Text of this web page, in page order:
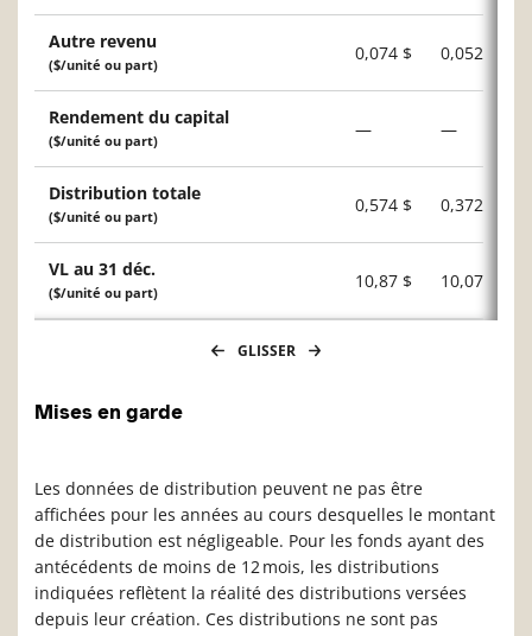
Autre revenu
($/unité ou part)
0,074 $ 0,052 $
Rendement du capital
($/unité ou part)
— —
Distribution totale
($/unité ou part)
0,574 $ 0,372 $
VL au 31 déc.
($/unité ou part)
10,87 $ 10,07 $
GLISSER
Mises en garde
Les données de distribution peuvent ne pas être
affichées pour les années au cours desquelles le montant
de distribution est négligeable. Pour les fonds ayant des
antécédents de moins de 12 mois, les distributions
indiquées reflètent la réalité des distributions versées
depuis leur création. Ces distributions ne sont pas